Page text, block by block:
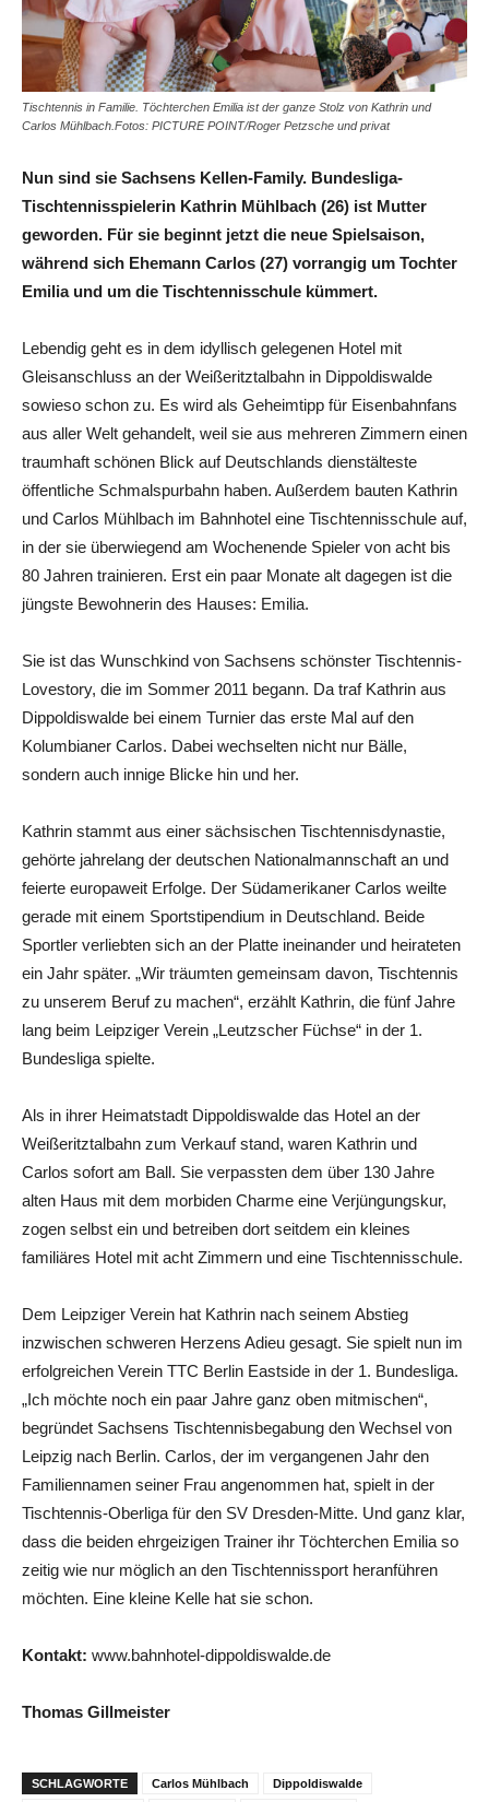
Tischtennis in Familie. Töchterchen Emilia ist der ganze Stolz von Kathrin und
Carlos Mühlbach.Fotos: PICTURE POINT/Roger Petzsche und privat
Nun sind sie Sachsens Kellen-Family. Bundesliga-
Tischtennisspielerin Kathrin Mühlbach (26) ist Mutter
geworden. Für sie beginnt jetzt die neue Spielsaison,
während sich Ehemann Carlos (27) vorrangig um Tochter
Emilia und um die Tischtennisschule kümmert.
Lebendig geht es in dem idyllisch gelegenen Hotel mit
Gleisanschluss an der Weißeritztalbahn in Dippoldiswalde
sowieso schon zu. Es wird als Geheimtipp für Eisenbahnfans
aus aller Welt gehandelt, weil sie aus mehreren Zimmern einen
traumhaft schönen Blick auf Deutschlands dienstälteste
öffentliche Schmalspurbahn haben. Außerdem bauten Kathrin
und Carlos Mühlbach im Bahnhotel eine Tischtennisschule auf,
in der sie überwiegend am Wochenende Spieler von acht bis
80 Jahren trainieren. Erst ein paar Monate alt dagegen ist die
jüngste Bewohnerin des Hauses: Emilia.
Sie ist das Wunschkind von Sachsens schönster Tischtennis-
Lovestory, die im Sommer 2011 begann. Da traf Kathrin aus
Dippoldiswalde bei einem Turnier das erste Mal auf den
Kolumbianer Carlos. Dabei wechselten nicht nur Bälle,
sondern auch innige Blicke hin und her.
Kathrin stammt aus einer sächsischen Tischtennisdynastie,
gehörte jahrelang der deutschen Nationalmannschaft an und
feierte europaweit Erfolge. Der Südamerikaner Carlos weilte
gerade mit einem Sportstipendium in Deutschland. Beide
Sportler verliebten sich an der Platte ineinander und heirateten
ein Jahr später. „Wir träumten gemeinsam davon, Tischtennis
zu unserem Beruf zu machen“, erzählt Kathrin, die fünf Jahre
lang beim Leipziger Verein „Leutzscher Füchse“ in der 1.
Bundesliga spielte.
Als in ihrer Heimatstadt Dippoldiswalde das Hotel an der
Weißeritztalbahn zum Verkauf stand, waren Kathrin und
Carlos sofort am Ball. Sie verpassten dem über 130 Jahre
alten Haus mit dem morbiden Charme eine Verjüngungskur,
zogen selbst ein und betreiben dort seitdem ein kleines
familiäres Hotel mit acht Zimmern und eine Tischtennisschule.
Dem Leipziger Verein hat Kathrin nach seinem Abstieg
inzwischen schweren Herzens Adieu gesagt. Sie spielt nun im
erfolgreichen Verein TTC Berlin Eastside in der 1. Bundesliga.
„Ich möchte noch ein paar Jahre ganz oben mitmischen“,
begründet Sachsens Tischtennisbegabung den Wechsel von
Leipzig nach Berlin. Carlos, der im vergangenen Jahr den
Familiennamen seiner Frau angenommen hat, spielt in der
Tischtennis-Oberliga für den SV Dresden-Mitte. Und ganz klar,
dass die beiden ehrgeizigen Trainer ihr Töchterchen Emilia so
zeitig wie nur möglich an den Tischtennissport heranführen
möchten. Eine kleine Kelle hat sie schon.
Kontakt: www.bahnhotel-dippoldiswalde.de
Thomas Gillmeister
SCHLAGWORTE Carlos Mühlbach Dippoldiswalde